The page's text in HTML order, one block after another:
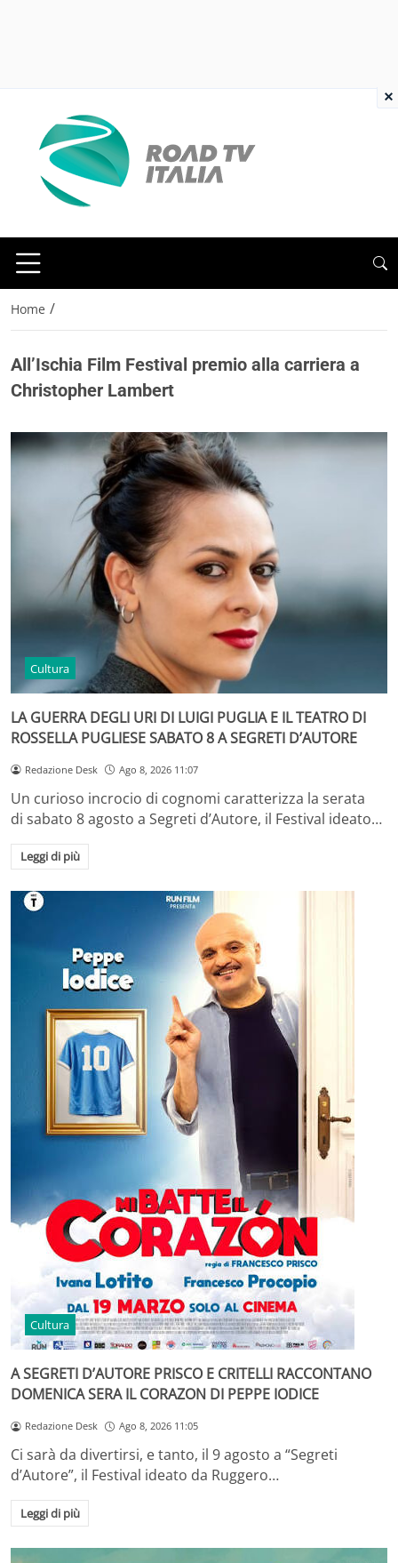
Home /
All’Ischia Film Festival premio alla carriera a
Christopher Lambert
Cultura
LA GUERRA DEGLI URI DI LUIGI PUGLIA E IL TEATRO DI
ROSSELLA PUGLIESE SABATO 8 A SEGRETI D’AUTORE
Redazione Desk Ago 8, 2026 11:07
Un curioso incrocio di cognomi caratterizza la serata
di sabato 8 agosto a Segreti d’Autore, il Festival ideato…
Leggi di più
Cultura
A SEGRETI D’AUTORE PRISCO E CRITELLI RACCONTANO
DOMENICA SERA IL CORAZON DI PEPPE IODICE
Redazione Desk Ago 8, 2026 11:05
Ci sarà da divertirsi, e tanto, il 9 agosto a “Segreti
d’Autore”, il Festival ideato da Ruggero…
Leggi di più
×